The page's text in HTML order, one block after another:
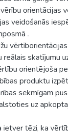
orientācijas
veidošanās
.
skatījumu
orientējoša
produktu
sekmīgam
uz
tēzi, ka